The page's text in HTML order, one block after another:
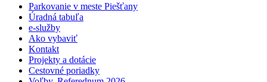
Parkovanie v meste Piešťany
Úradná tabuľa
e-služby
Ako vybaviť
Kontakt
Projekty a dotácie
Cestovné poriadky